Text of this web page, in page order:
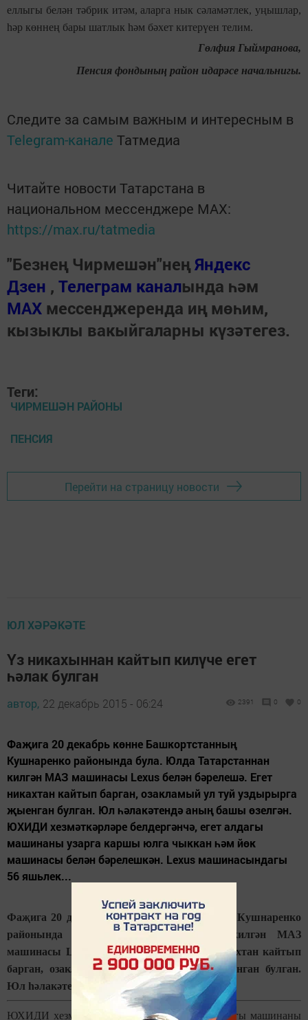
еллыгы белән тәбрик итәм, аларга нык сәламәтлек, уңышлар,
һәр көннең бары шатлык һәм бәхет китерүен телим.
Гөлфия Гыймранова,
Пенсия фондының район идарәсе начальнигы.
Следите за самым важным и интересным в
Telegram-канале Татмедиа
Читайте новости Татарстана в
национальном мессенджере MАХ:
https://max.ru/tatmedia
"Безнең Чирмешән"неңЯндекс
Дзен , Телеграм каналында һәм
МАХ мессенджеренда иң мөһим,
кызыклы вакыйгаларны күзәтегез.
Теги:
ЧИРМЕШӘН РАЙОНЫ
ПЕНСИЯ
Перейти на страницу новости
ЮЛ ХӘРӘКӘТЕ
Үз никахыннан кайтып килүче егет
һәлак булган
автор, 22 декабрь 2015 - 06:24 2391 0 0
Фаҗига 20 декабрь көнне Башкортстанның
Кушнаренко районында була. Юлда Татарстаннан
килгән МАЗ машинасы Lexus белән бәрелешә. Егет
никахтан кайтып барган, озакламый ул туй уздырырга
җыенган булган. Юл һәлакәтендә аның башы өзелгән.
ЮХИДИ хезмәткәрләре белдергәнчә, егет алдагы
машинаны узарга каршы юлга чыккан һәм йөк
машинасы белән бәрелешкән. Lexus машинасындагы
56 яшьлек...
Фаҗига 20 декабрь көнне Башкортстанның Кушнаренко
районында була. Юлда Татарстаннан килгән МАЗ
машинасы Lexus белән бәрелешә. Егет никахтан кайтып
барган, озакламый ул туй уздырырга җыенган булган.
Юл һәлакәтендә аның башы өзелгән.
ЮХИДИ хезмәткәрләре белдергәнчә, егет алдагы машинаны